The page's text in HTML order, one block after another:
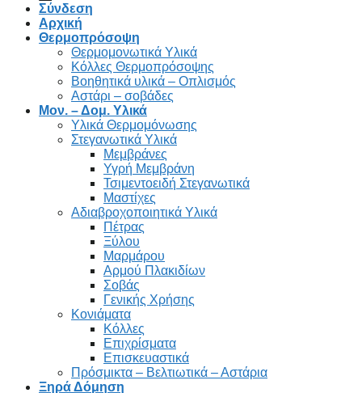
Σύνδεση
Αρχική
Θερμοπρόσοψη
Θερμομονωτικά Υλικά
Κόλλες Θερμοπρόσοψης
Βοηθητικά υλικά – Οπλισμός
Αστάρι – σοβάδες
Μον. – Δομ. Υλικά
Υλικά Θερμομόνωσης
Στεγανωτικά Υλικά
Μεμβράνες
Υγρή Μεμβράνη
Τσιμεντοειδή Στεγανωτικά
Μαστίχες
Αδιαβροχοποιητικά Υλικά
Πέτρας
Ξύλου
Μαρμάρου
Αρμού Πλακιδίων
Σοβάς
Γενικής Χρήσης
Κονιάματα
Κόλλες
Επιχρίσματα
Επισκευαστικά
Πρόσμικτα – Βελτιωτικά – Αστάρια
Ξηρά Δόμηση